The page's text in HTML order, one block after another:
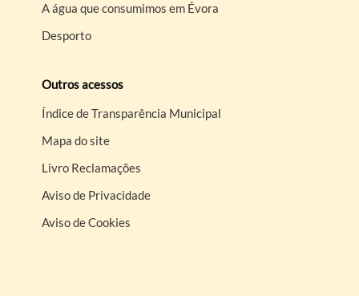
A água que consumimos em Évora
Desporto
Outros acessos
Índice de Transparência Municipal
Mapa do site
Livro Reclamações
Aviso de Privacidade
Aviso de Cookies